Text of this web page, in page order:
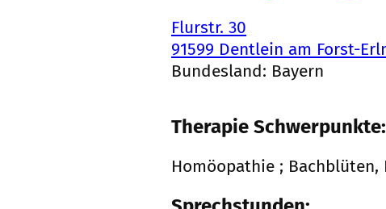
Flurstr. 30
91599 Dentlein am Forst-
Bundesland: Bayern
Therapie Schwerpunkte:
Homöopathie ;